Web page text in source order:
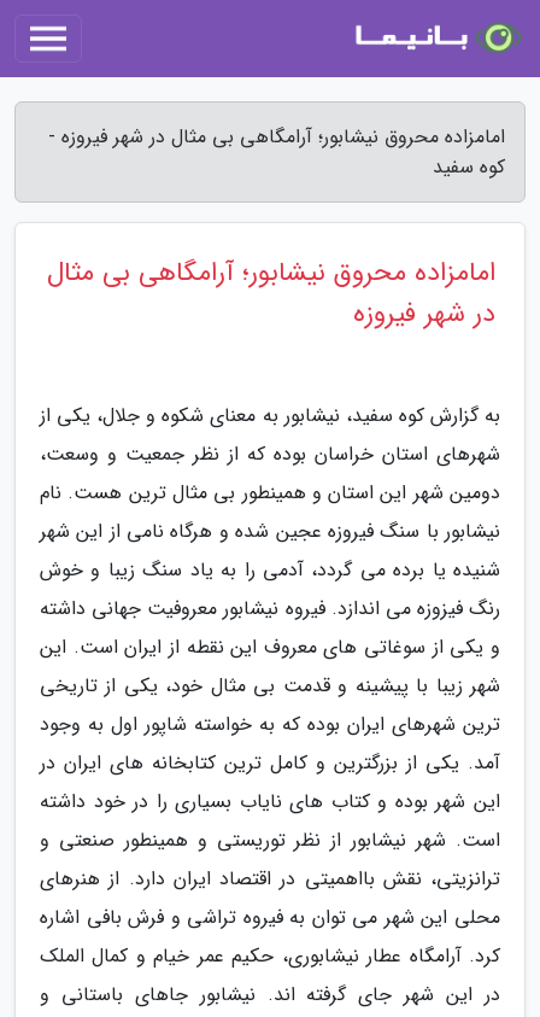
امامزاده محروق نیشابور؛ آرامگاهی بی مثال در شهر فیروزه -
کوه سفید
امامزاده محروق نیشابور؛ آرامگاهی بی مثال
در شهر فیروزه
به گزارش کوه سفید، نیشابور به معنای شکوه و جلال، یکی از
شهرهای استان خراسان بوده که از نظر جمعیت و وسعت،
دومین شهر این استان و همینطور بی مثال ترین هست. نام
نیشابور با سنگ فیروزه عجین شده و هرگاه نامی از این شهر
شنیده یا برده می گردد، آدمی را به یاد سنگ زیبا و خوش
رنگ فیزوزه می اندازد. فیروه نیشابور معروفیت جهانی داشته
و یکی از سوغاتی های معروف این نقطه از ایران است. این
شهر زیبا با پیشینه و قدمت بی مثال خود، یکی از تاریخی
ترین شهرهای ایران بوده که به خواسته شاپور اول به وجود
آمد. یکی از بزرگترین و کامل ترین کتابخانه های ایران در
این شهر بوده و کتاب های نایاب بسیاری را در خود داشته
است. شهر نیشابور از نظر توریستی و همینطور صنعتی و
ترانزیتی، نقش بااهمیتی در اقتصاد ایران دارد. از هنرهای
محلی این شهر می توان به فیروه تراشی و فرش بافی اشاره
کرد. آرامگاه عطار نیشابوری، حکیم عمر خیام و کمال الملک
در این شهر جای گرفته اند. نیشابور جاهای باستانی و